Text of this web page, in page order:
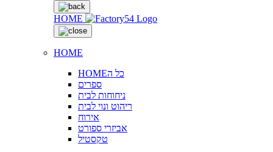
HOME
HOME
HOMEכל ה
ספרים
ניחוחות לבית
ריהוט ונוי לבית
אירוח
אביזרי ספורט
טקסטיל